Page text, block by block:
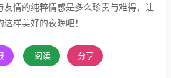
友情的纯粹情感是多么珍贵与难得，让
样美好的夜晚吧！
阅读 分享